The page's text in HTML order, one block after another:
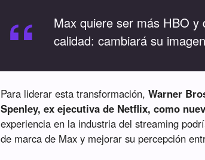
“
Max quiere ser más HBO y
calidad: cambiará su imagen
Para liderar esta transformación,Warner
Spenley, ex ejecutiva de Netflix, como
experiencia en la industria del streaming
de marca de Max y mejorar su percepción